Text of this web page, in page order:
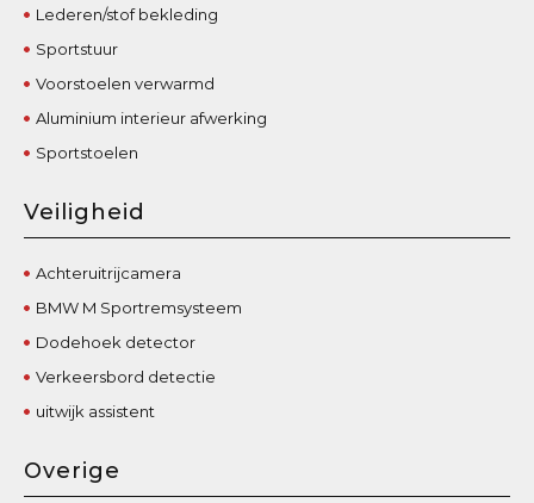
Lederen/stof bekleding
Sportstuur
Voorstoelen verwarmd
Aluminium interieur afwerking
Sportstoelen
Veiligheid
Achteruitrijcamera
BMW M Sportremsysteem
Dodehoek detector
Verkeersbord detectie
uitwijk assistent
Overige